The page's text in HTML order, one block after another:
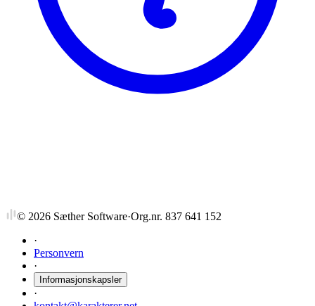
© 2026 Sæther Software·Org.nr. 837 641 152
·
Personvern
·
Informasjonskapsler
·